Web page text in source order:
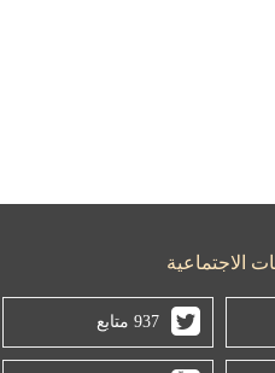
الاجتماعية
937 متابع